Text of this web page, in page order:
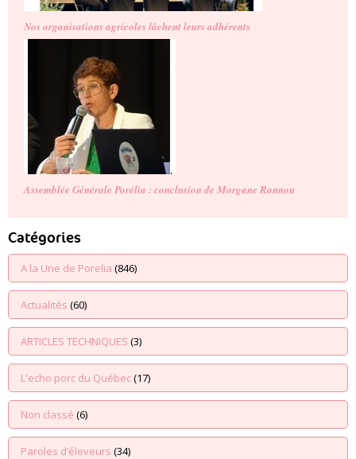
Nos organisations agricoles lâchent leurs adhérents
Assemblée Générale Porélia : conclusion de Morgane Rannou
Catégories
A la Une de Porelia (846)
Actualités (60)
ARTICLES TECHNIQUES (3)
L'echo porc du Québec(17)
Non classé (6)
Paroles d’éleveurs (34)